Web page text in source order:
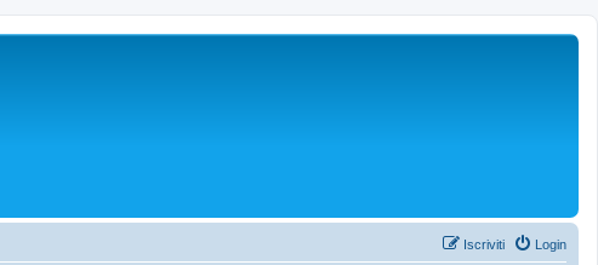
Login
Iscriviti